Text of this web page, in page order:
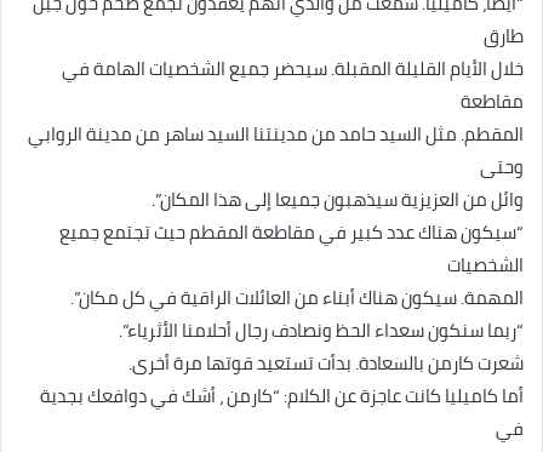
طارق
خلال الأيام القليلة المقبلة. سيحضر جميع الشخصيات الهامة في
مقاطعة
المقطم. مثل السيد حامد من مدينتنا السيد ساهر من مدينة الروابي
وحتى
وائل من العزيزية سيذهبون جميعا إلى هذا المكان”.
“سيكون هناك عدد كبير في مقاطعة المقطم حيث تجتمع جميع
الشخصيات
المهمة. سيكون هناك أبناء من العائلات الراقية في كل مكان”.
“ربما سنكون سعداء الحظ ونصادف رجال أحلامنا الأثرياء”.
شعرت كارمن بالسعادة. بدأت تستعيد قوتها مرة أخرى.
أما كاميليا كانت عاجزة عن الكلام: “كارمن ، أشك في دوافعك بجدية
في